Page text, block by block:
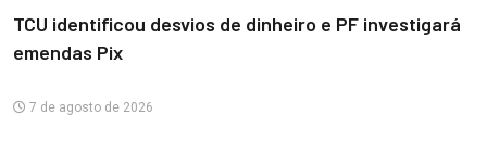
TCU identificou desvios de dinheiro e PF investigará
emendas Pix
7 de agosto de 2026